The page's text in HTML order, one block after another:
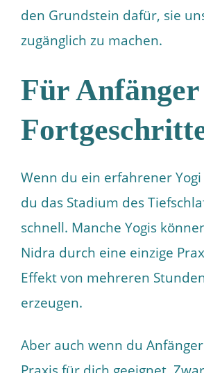
den Grundstein dafür, sie
zugänglich zu machen.
Für
Wenn du ein erfahrener
du das Stadium des
schnell. Manche Yogis
Nidra durch eine einzige
Effekt von mehreren
erzeugen.
Aber auch wenn du